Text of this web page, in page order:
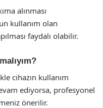
alınması
kullanım olan
faydalı olabilir.
cihazın kullanım
ediyorsa, profesyonel
önerilir.